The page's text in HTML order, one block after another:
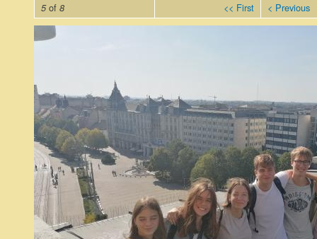
5of 8 << First < Previous
Panoráma
teraszán.jpg